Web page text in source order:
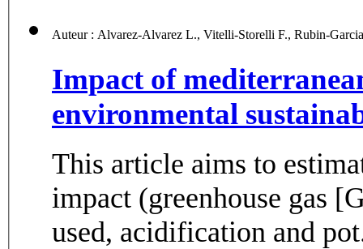
Impact of
environmental
This article aims to
impact (greenhouse gas
used, acidification and